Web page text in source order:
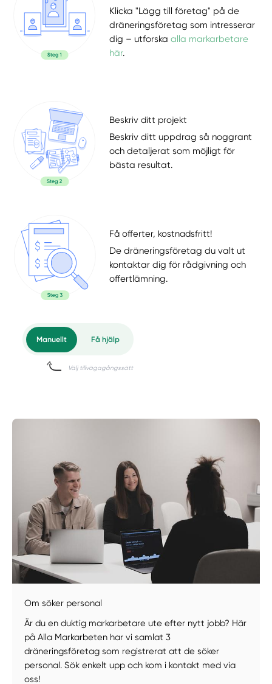
Klicka "Lägg till företag" på de
dräneringsföretag som intresserar
dig – utforskaalla markarbetare
här.
Beskriv ditt projekt
Beskriv ditt uppdrag så noggrant
och detaljerat som möjligt för
bästa resultat.
Få offerter, kostnadsfritt!
De dräneringsföretag du valt ut
kontaktar dig för rådgivning och
offertlämning.
Välj tillvägagångssätt
Om söker personal
Är du en duktig markarbetare ute efter nytt jobb? Här
på Alla Markarbeten har vi samlat 3
dräneringsföretag som registrerat att de söker
personal. Sök enkelt upp och kom i kontakt med via
oss!